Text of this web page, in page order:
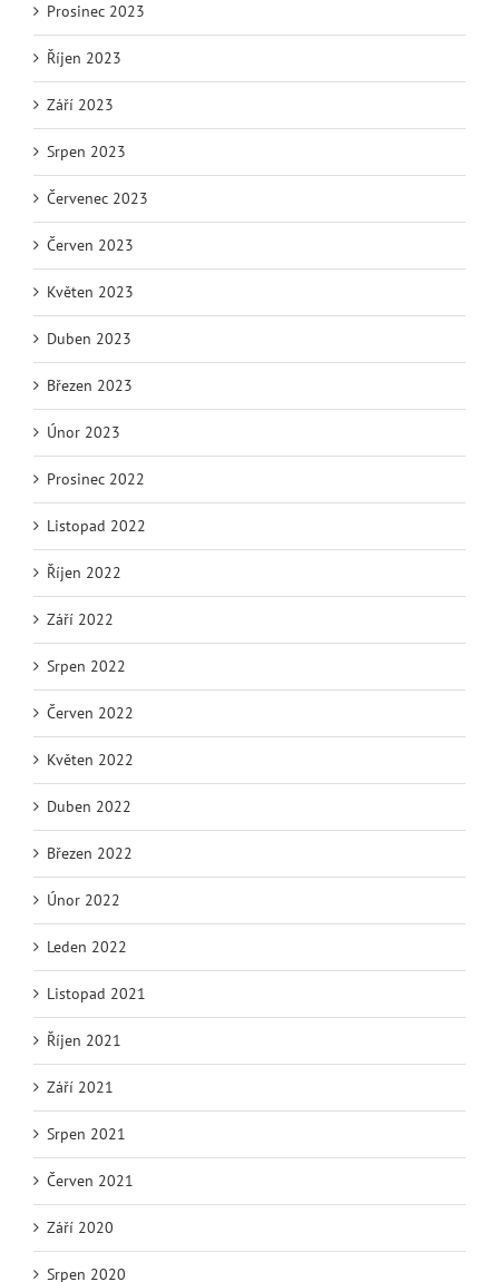
Prosinec 2023
Říjen 2023
Září 2023
Srpen 2023
Červenec 2023
Červen 2023
Květen 2023
Duben 2023
Březen 2023
Únor 2023
Prosinec 2022
Listopad 2022
Říjen 2022
Září 2022
Srpen 2022
Červen 2022
Květen 2022
Duben 2022
Březen 2022
Únor 2022
Leden 2022
Listopad 2021
Říjen 2021
Září 2021
Srpen 2021
Červen 2021
Září 2020
Srpen 2020